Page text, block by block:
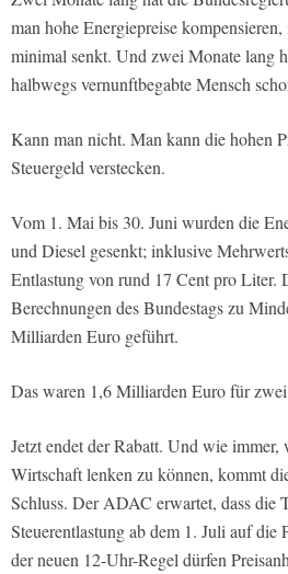
man hohe Energiepreise
minimal senkt. Und zwei Monate lang
halbwegs vernunftbegabte Mensch
Kann man nicht. Man kann die hohen
Steuergeld verstecken.
Vom 1. Mai bis 30. Juni wurden die
und Diesel gesenkt; inklusive
Entlastung von rund 17 Cent pro Liter.
Berechnungen des Bundestags zu
Milliarden Euro geführt.
Das waren 1,6 Milliarden Euro für
Jetzt endet der Rabatt. Und wie immer,
Wirtschaft lenken zu können, kommt
Schluss. Der ADAC erwartet, dass die
Steuerentlastung ab dem 1. Juli auf die
der neuen 12-Uhr-Regel dürfen